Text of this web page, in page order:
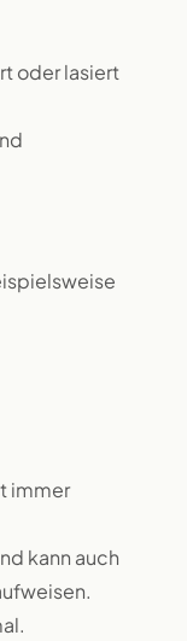
oder lasiert
immer
kann auch